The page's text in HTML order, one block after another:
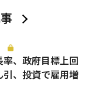
、政府目標上回
、投資で雇用増